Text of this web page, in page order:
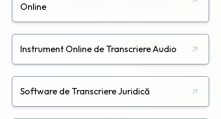
Online
Instrument Online de Transcriere Audio
Software de Transcriere Juridică